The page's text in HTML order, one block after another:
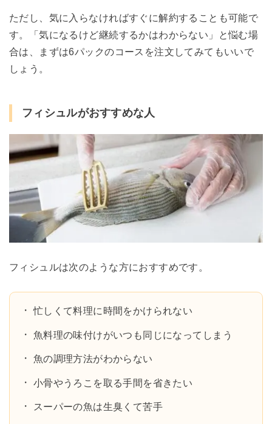
ただし、気に入らなければすぐに解約することも可能で
す。「気になるけど継続するかはわからない」と悩む場
合は、まずは6パックのコースを注文してみてもいいで
しょう。
フィシュルがおすすめな人
フィシュルは次のような方におすすめです。
忙しくて料理に時間をかけられない
魚料理の味付けがいつも同じになってしまう
魚の調理方法がわからない
小骨やうろこを取る手間を省きたい
スーパーの魚は生臭くて苦手